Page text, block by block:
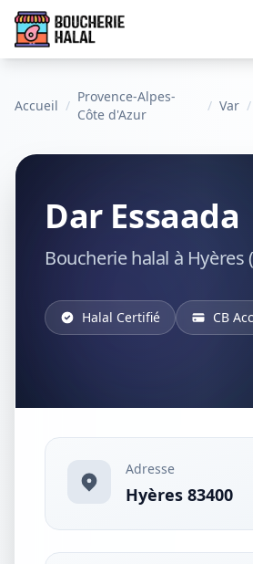
Accueil /
Provence-Alpes-
Côte d'Azur
/ Var /
Dar Essaada
Boucherie halal à Hyères
Halal Certifié CB
Adresse
Hyères 83400